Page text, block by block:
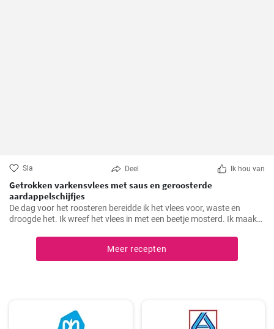
Sla Deel Ik hou van
Getrokken varkensvlees met saus en geroosterde
aardappelschijfjes
De dag voor het roosteren bereidde ik het vlees voor, waste en
droogde het. Ik wreef het vlees in met een beetje mosterd. Ik maakte
masseerde het goed in met mijn handen. Ik bedekte het vlees en liet
het marineren tot de volgende dag.
Meer recepten